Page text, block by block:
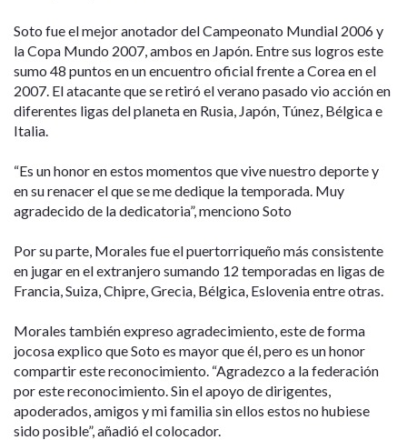
Soto fue el mejor anotador del Campeonato Mundial 2006 y
la Copa Mundo 2007, ambos en Japón. Entre sus logros este
sumo 48 puntos en un encuentro oficial frente a Corea en el
2007. El atacante que se retiró el verano pasado vio acción en
diferentes ligas del planeta en Rusia, Japón, Túnez, Bélgica e
Italia.
“Es un honor en estos momentos que vive nuestro deporte y
en su renacer el que se me dedique la temporada. Muy
agradecido de la dedicatoria”, menciono Soto
Por su parte, Morales fue el puertorriqueño más consistente
en jugar en el extranjero sumando 12 temporadas en ligas de
Francia, Suiza, Chipre, Grecia, Bélgica, Eslovenia entre otras.
Morales también expreso agradecimiento, este de forma
jocosa explico que Soto es mayor que él, pero es un honor
compartir este reconocimiento. “Agradezco a la federación
por este reconocimiento. Sin el apoyo de dirigentes,
apoderados, amigos y mi familia sin ellos estos no hubiese
sido posible”, añadió el colocador.